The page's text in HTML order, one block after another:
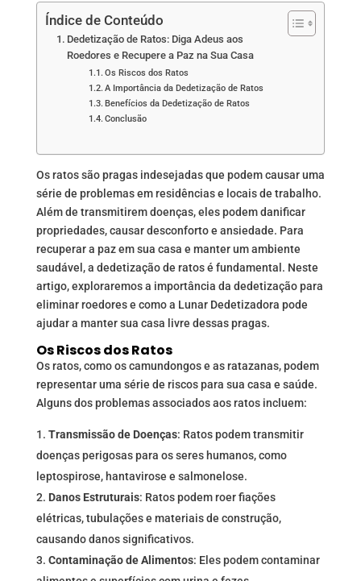
Índice de Conteúdo
Dedetização de Ratos: Diga Adeus aos
Roedores e Recupere a Paz na Sua Casa
Os Riscos dos Ratos
A Importância da Dedetização de Ratos
Benefícios da Dedetização de Ratos
Conclusão
Os ratos são pragas indesejadas que podem causar uma
série de problemas em residências e locais de trabalho.
Além de transmitirem doenças, eles podem danificar
propriedades, causar desconforto e ansiedade. Para
recuperar a paz em sua casa e manter um ambiente
saudável, a dedetização de ratos é fundamental. Neste
artigo, exploraremos a importância da dedetização para
eliminar roedores e como a Lunar Dedetizadora pode
ajudar a manter sua casa livre dessas pragas.
Os Riscos dos Ratos
Os ratos, como os camundongos e as ratazanas, podem
representar uma série de riscos para sua casa e saúde.
Alguns dos problemas associados aos ratos incluem:
Transmissão de Doenças: Ratos podem transmitir
doenças perigosas para os seres humanos, como
leptospirose, hantavirose e salmonelose.
Danos Estruturais: Ratos podem roer fiações
elétricas, tubulações e materiais de construção,
causando danos significativos.
Contaminação de Alimentos: Eles podem contaminar